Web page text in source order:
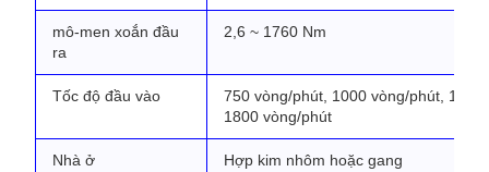
mô-men xoắn đầu
ra
2,6 ~ 1760 Nm
Tốc độ đầu vào
750 vòng/phút, 1000 vòng/phút, 1500
1800 vòng/phút
Nhà ở Hợp kim nhôm hoặc gang